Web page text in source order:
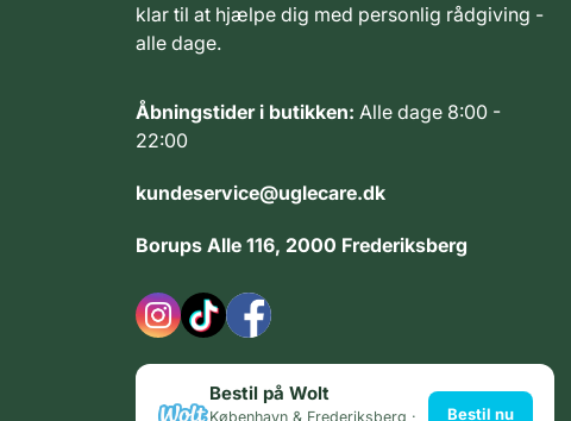
klar til at hjælpe dig med personlig rådgiving -
alle dage.
Åbningstider i butikken: Alle dage 8:00 -
22:00
kundeservice@uglecare.dk
Borups Alle 116, 2000 Frederiksberg
Bestil på Wolt
København & Frederiksberg · Bestil nu